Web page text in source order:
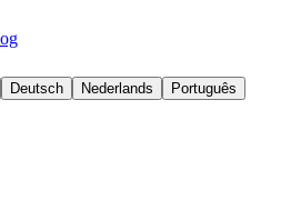
Deutsch Nederlands
Português